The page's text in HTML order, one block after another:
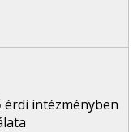
érdi intézményben